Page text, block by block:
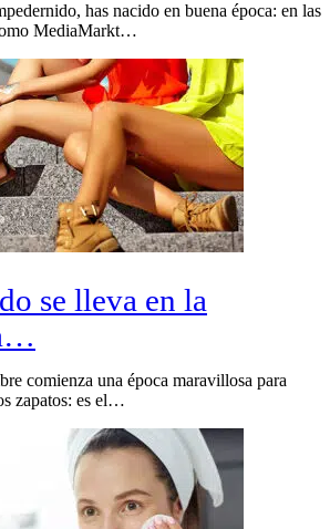
has nacido en buena época: en las
MediaMarkt…
se lleva en la
comienza una época maravillosa para
zapatos: es el…